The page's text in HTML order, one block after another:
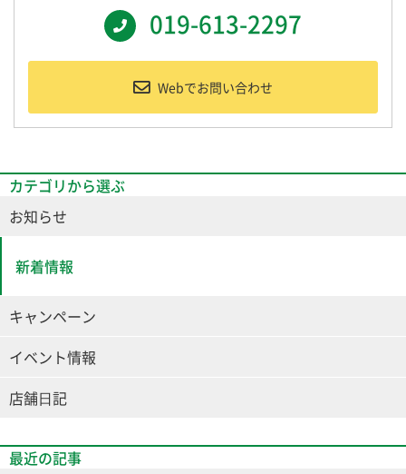
019-613-2297
Webでお問い合わせ
カテゴリから選ぶ
お知らせ
新着情報
キャンペーン
イベント情報
店舗⽇記
最近の記事